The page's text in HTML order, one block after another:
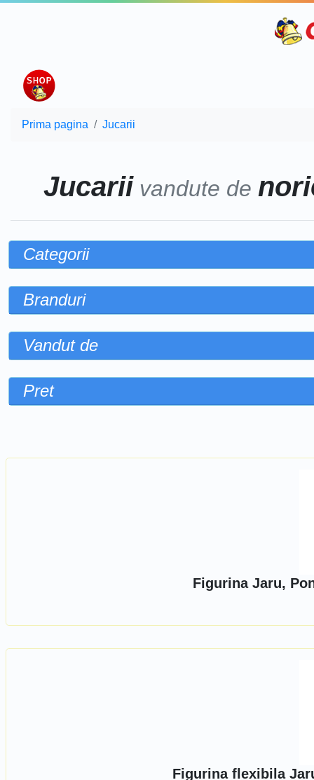
Prima pagina Jucarii
Jucariivandute de
Categorii
Branduri
Vandut de
Pret
Figurina Jaru,
Figurina flexibila